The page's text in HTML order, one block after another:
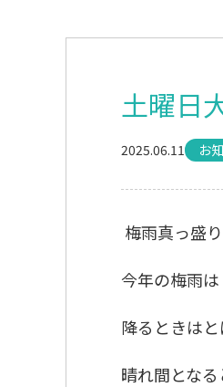
土曜日
2025.06.11 お
梅雨真っ盛
今年の梅雨は
降るときは
晴れ間とな